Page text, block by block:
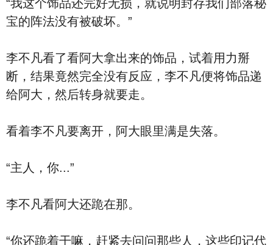
“我这个饰品还完好无损，就说明封存我们部落秘
宝的阵法没有被破坏。”
李不凡看了看阿大拿出来的饰品，试着用力掰
断，结果竟然完全没有反应，李不凡便将饰品递
给阿大，然后转身就要走。
看着李不凡要离开，阿大眼里满是失落。
“主人，你...”
李不凡看阿大还跪在那。
“你还跪着干嘛，赶紧去问问那些人，这些印记代